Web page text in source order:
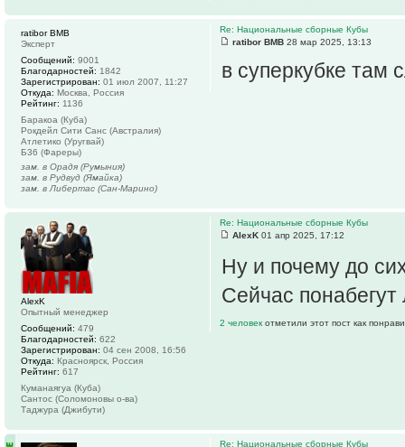
Re: Национальные сборные Кубы
ratibor BMB 28 мар 2025, 13:13
в суперкубке там
ratibor BMB
Эксперт
Сообщений: 9001
Благодарностей: 1842
Зарегистрирован: 01 июл 2007, 11:27
Откуда: Москва, Россия
Рейтинг: 1136
Баракоа (Куба)
Рокдейл Сити Санс (Австралия)
Атлетико (Уругвай)
Б36 (Фареры)
зам. в Орадя (Румыния)
зам. в Рудвуд (Ямайка)
зам. в Либертас (Сан-Марино)
Re: Национальные сборные Кубы
AlexK 01 апр 2025, 17:12
Ну и почему до
Сейчас
2 человек отметили этот пост как
AlexK
Опытный менеджер
Сообщений: 479
Благодарностей: 622
Зарегистрирован: 04 сен 2008, 16:56
Откуда: Красноярск, Россия
Рейтинг: 617
Куманаягуа (Куба)
Сантос (Соломоновы о-ва)
Таджура (Джибути)
Re: Национальные сборные Кубы